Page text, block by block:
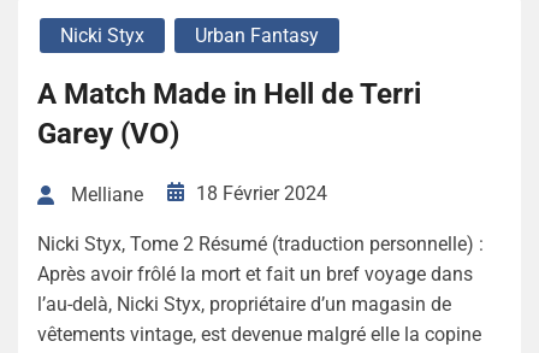
Nicki Styx Urban Fantasy
A Match Made in Hell de Terri
Garey (VO)
Melliane 18 Février 2024
Nicki Styx, Tome 2 Résumé (traduction personnelle) :
Après avoir frôlé la mort et fait un bref voyage dans
l’au-delà, Nicki Styx, propriétaire d’un magasin de
vêtements vintage, est devenue malgré elle la copine